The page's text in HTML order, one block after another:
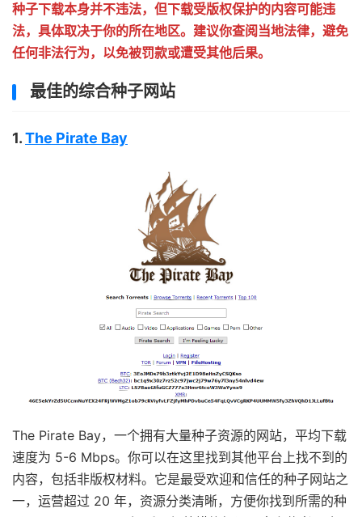
种子下载本身并不违法，但下载受版权保护的内容可能违
法，具体取决于你的所在地区。建议你查阅当地法律，避免
任何非法行为，以免被罚款或遭受其他后果。
最佳的综合种子网站
1.The Pirate Bay
The Pirate Bay，一个拥有大量种子资源的网站，平均下载
速度为 5-6 Mbps。你可以在这里找到其他平台上找不到的
内容，包括非版权材料。它是最受欢迎和信任的种子网站之
一，运营超过 20 年，资源分类清晰，方便你找到所需的种